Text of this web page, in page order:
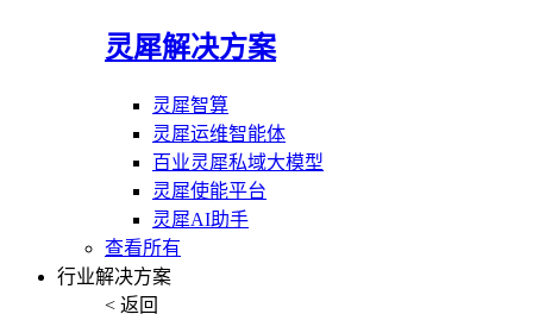
灵犀解决方案
灵犀智算
灵犀运维智能体
百业灵犀私域大模型
灵犀使能平台
灵犀AI助手
查看所有
行业解决方案
< 返回